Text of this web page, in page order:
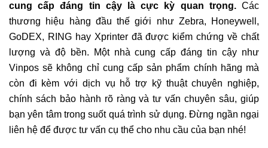
cung cấp đáng tin cậy là cực kỳ quan trọng.Các
thương hiệu hàng đầu thế giới như Zebra, Honeywell,
GoDEX, RING hay Xprinter đã được kiểm chứng về chất
lượng và độ bền. Một nhà cung cấp đáng tin cậy như
Vinpos sẽ không chỉ cung cấp sản phẩm chính hãng mà
còn đi kèm với dịch vụ hỗ trợ kỹ thuật chuyên nghiệp,
chính sách bảo hành rõ ràng và tư vấn chuyên sâu, giúp
bạn yên tâm trong suốt quá trình sử dụng. Đừng ngần ngại
liên hệ để được tư vấn cụ thể cho nhu cầu của bạn nhé!